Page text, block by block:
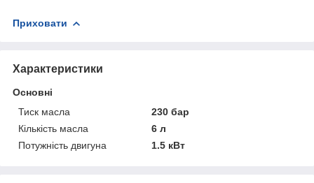
Приховати
Характеристики
Основні
Тиск масла
230 бар
Кількість масла
6 л
Потужність двигуна
1.5 кВт